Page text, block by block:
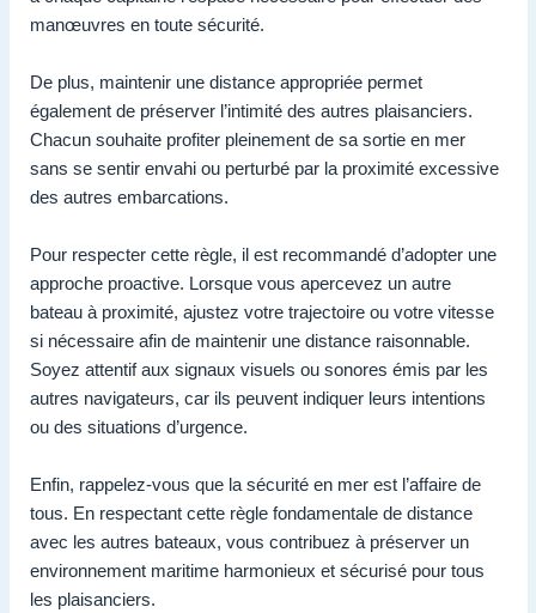
manœuvres en toute sécurité.
De plus, maintenir une distance appropriée permet
également de préserver l’intimité des autres plaisanciers.
Chacun souhaite profiter pleinement de sa sortie en mer
sans se sentir envahi ou perturbé par la proximité excessive
des autres embarcations.
Pour respecter cette règle, il est recommandé d’adopter une
approche proactive. Lorsque vous apercevez un autre
bateau à proximité, ajustez votre trajectoire ou votre vitesse
si nécessaire afin de maintenir une distance raisonnable.
Soyez attentif aux signaux visuels ou sonores émis par les
autres navigateurs, car ils peuvent indiquer leurs intentions
ou des situations d’urgence.
Enfin, rappelez-vous que la sécurité en mer est l’affaire de
tous. En respectant cette règle fondamentale de distance
avec les autres bateaux, vous contribuez à préserver un
environnement maritime harmonieux et sécurisé pour tous
les plaisanciers.